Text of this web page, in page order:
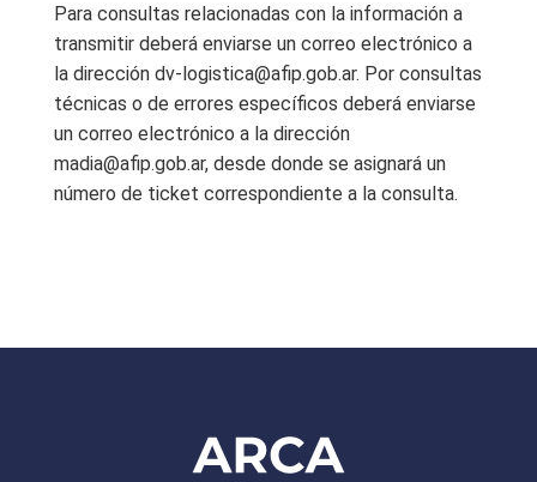
Para consultas relacionadas con la información a
transmitir deberá enviarse un correo electrónico a
la dirección dv-logistica@afip.gob.ar. Por consultas
técnicas o de errores específicos deberá enviarse
un correo electrónico a la dirección
madia@afip.gob.ar, desde donde se asignará un
número de ticket correspondiente a la consulta.